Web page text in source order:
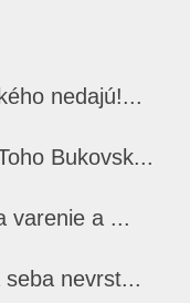
nedajú!...
Bukovsk...
varenie a ...
nevrst...